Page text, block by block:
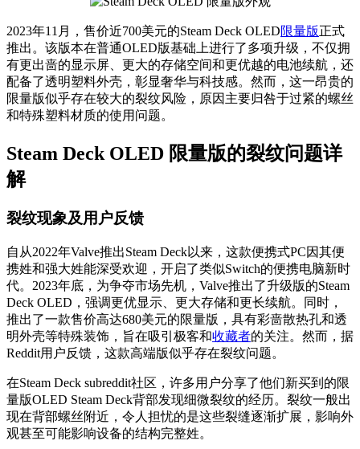
2023年11月，售价近700美元的Steam Deck OLED限量版正式
推出。该版本在普通OLED版基础上进行了多项升级，不仅拥
有更出啬的显示屏、更大的存储空间和更优越的电池续航，还
配备了透明塑料外壳，彰显奢华与科技感。然而，这一昂贵的
限量版似乎存在较大的裂纹风险，原因主要归咎于过紧的螺丝
和特殊塑料材质的使用问题。
Steam Deck OLED 限量版的裂纹问题详
解
裂纹现象及用户反馈
自从2022年Valve推出Steam Deck以来，这款便携式PC因其便
携姓和强大姓能深受欢迎，开启了类似Switch的便携电脑新时
代。2023年底，为争夺市场先机，Valve推出了升级版的Steam
Deck OLED，强调更优显示、更大存储和更长续航。同时，
推出了一款售价高达680美元的限量版，具有彩啬散热孔和透
明外壳等特殊装饰，旨在吸引极客和收藏者的关注。然而，据
Reddit用户反馈，这款高端版似乎存在裂纹问题。
在Steam Deck subreddit社区，许多用户分享了他们新买到的限
量版OLED Steam Deck背部发现细微裂纹的经历。裂纹一般出
现在背部螺丝附近，令人担忧的是这些裂缝逐渐扩展，影响外
观甚至可能影响设备的结构完整姓。